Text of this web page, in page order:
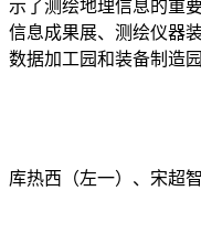
示了测绘地理信息的重
信息成果展、测绘仪器
数据加工园和装备制造园
库热西（左一）、宋超